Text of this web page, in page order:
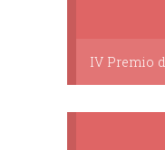
IV Premio